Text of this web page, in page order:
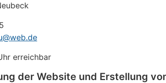
erreichbar
der Website und Erstellung